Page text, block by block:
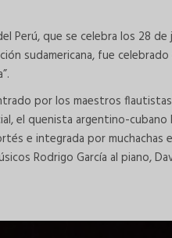
Perú, que se celebra los 28
sudamericana, fue
por los maestros
el quenista argentino-
e integrada por
Rodrigo García al piano,